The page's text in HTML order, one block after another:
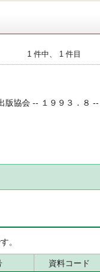
1 件中、 1 件目
版協会 -- １９９３．８ --
。
資料コード